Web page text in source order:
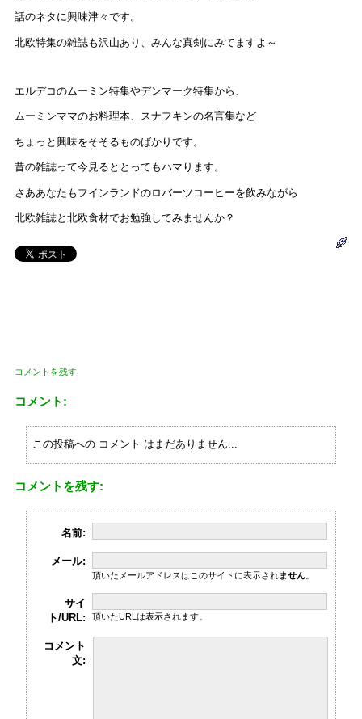
話のネタに興味津々です。
北欧特集の雑誌も沢山あり、みんな真剣にみてますよ～
エルデコのムーミン特集やデンマーク特集から、
ムーミンママのお料理本、スナフキンの名言集など
ちょっと興味をそそるものばかりです。
昔の雑誌って今見るととってもハマります。
さああなたもフインランドのロバーツコーヒーを飲みながら
北欧雑誌と北欧食材でお勉強してみませんか？
コメントを残す
コメント:
この投稿への コメント はまだありません...
コメントを残す:
名前:
メール:
頂いたメールアドレスはこのサイトに表示されません。
サイ
ト/URL:
頂いたURLは表示されます。
コメント
文: